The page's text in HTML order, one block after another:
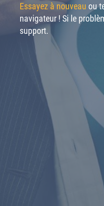
Essayez à nouveau ou
navigateur ! Si le
support.